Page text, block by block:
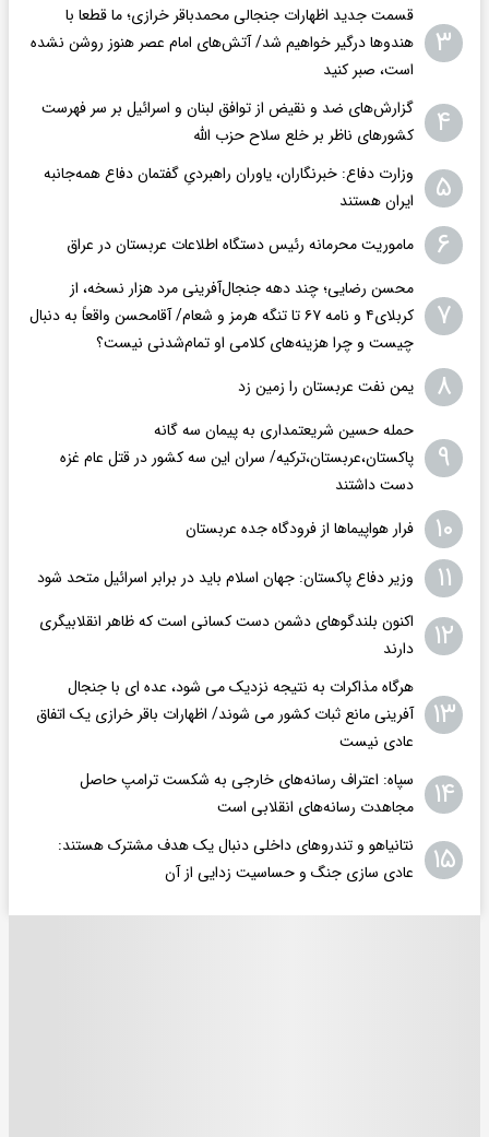
۳
قسمت جدید اظهارات جنجالی محمدباقر خرازی؛ ما قطعا با
هندوها درگیر خواهیم شد/ آتش‌های امام عصر هنوز روشن نشده
است، صبر کنید
۴
گزارش‌های ضد و نقیض از توافق لبنان و اسرائیل بر سر فهرست
کشورهای ناظر بر خلع سلاح حزب الله
۵
وزارت دفاع: خبرنگاران، یاوران راهبردیِ گفتمان دفاع همه‌جانبه
ایران هستند
۶ ماموریت محرمانه رئیس دستگاه اطلاعات عربستان در عراق
۷
محسن رضایی؛ چند دهه جنجال‌آفرینی مرد هزار نسخه، از
کربلای۴ و نامه ۶۷ تا تنگه هرمز و شعام/ آقا‌محسن واقعاً به دنبال
چیست و چرا هزینه‌های کلامی او تمام‌شدنی نیست؟
۸ یمن نفت عربستان را زمین زد
۹
حمله حسین شریعتمداری به پیمان سه گانه
پاکستان،عربستان،ترکیه/ سران این سه کشور در قتل عام غزه
دست داشتند
۱۰ فرار هواپیماها از فرودگاه جده عربستان
۱۱ وزیر دفاع پاکستان: جهان اسلام باید در برابر اسرائیل متحد شود
۱۲
اکنون بلندگوهای دشمن دست کسانی است که ظاهر انقلابیگری
دارند
۱۳
هرگاه مذاکرات به نتیجه نزدیک می شود، عده ای با جنجال
آفرینی مانع ثبات کشور می شوند/ اظهارات باقر خرازی یک اتفاق
عادی نیست
۱۴
سپاه: اعتراف رسانه‌های خارجی به شکست ترامپ حاصل
مجاهدت رسانه‌های انقلابی است
۱۵
نتانیاهو و تندروهای داخلی دنبال یک هدف مشترک هستند:
عادی سازی جنگ و حساسیت زدایی از آن